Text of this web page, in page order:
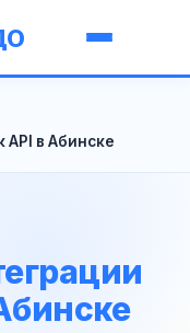
в Абинске